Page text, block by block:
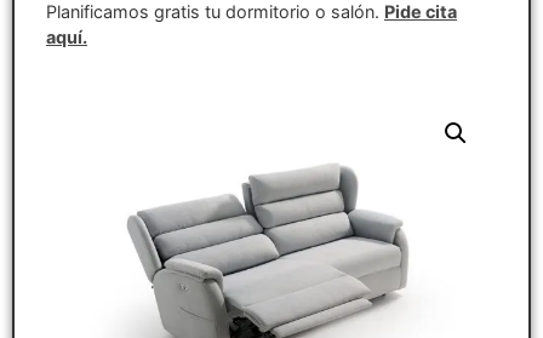
Planificamos gratis tu dormitorio o salón. Pide cita
aquí.